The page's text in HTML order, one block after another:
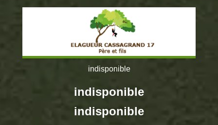
indisponible
indisponible
indisponible